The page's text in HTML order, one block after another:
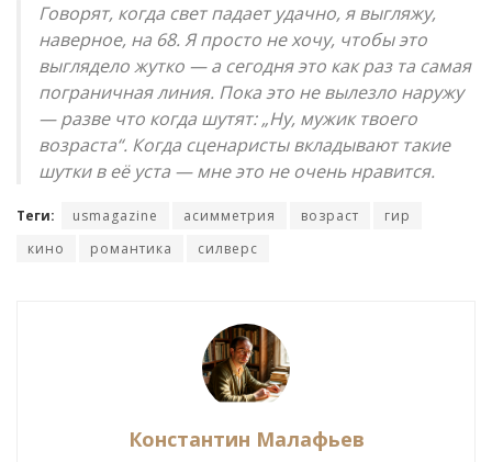
Говорят, когда свет падает удачно, я выгляжу,
наверное, на 68. Я просто не хочу, чтобы это
выглядело жутко — а сегодня это как раз та самая
пограничная линия. Пока это не вылезло наружу
— разве что когда шутят: „Ну, мужик твоего
возраста“. Когда сценаристы вкладывают такие
шутки в её уста — мне это не очень нравится.
Теги: usmagazine асимметрия возраст
гир
кино
романтика силверс
Константин Малафьев